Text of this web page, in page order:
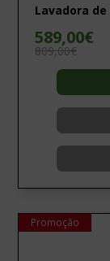
Lavadora de
589,00€
809,00€
Promoção